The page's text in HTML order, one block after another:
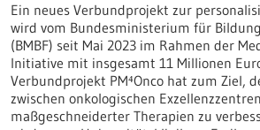
Ein neues Verbundprojekt zur
wird vom Bundesministerium für
(BMBF) seit Mai 2023 im Rahmen der
Initiative mit insgesamt 11 Millionen
Verbundprojekt PM⁴Onco hat zum Ziel,
zwischen onkologischen
maßgeschneiderter Therapien zu